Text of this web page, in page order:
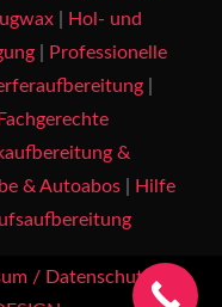
|
Hol- und
|
Professionelle
|
Fachgerechte
&
& Autoabos|
Hilfe
/ Datenschutz
|